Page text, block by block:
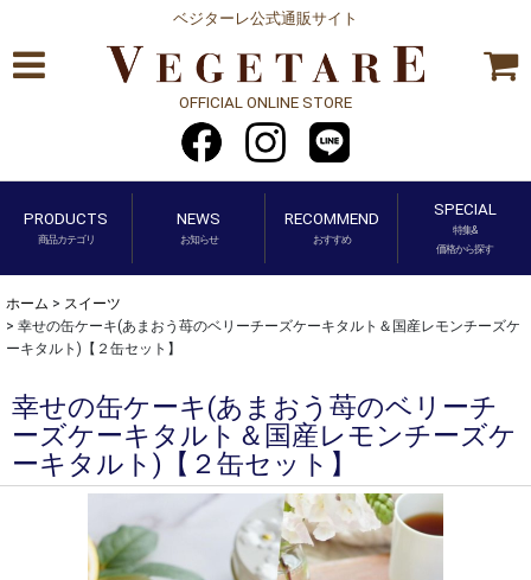
ベジターレ公式通販サイト
OFFICIAL ONLINE STORE
PRODUCTS
商品カテゴリ
NEWS
お知らせ
RECOMMEND
おすすめ
SPECIAL
特集&
価格から探す
ホーム > スイーツ
> 幸せの缶ケーキ(あまおう苺のベリーチーズケーキタルト＆国産レモンチーズケ
ーキタルト)【２缶セット】
幸せの缶ケーキ(あまおう苺のベリーチ
ーズケーキタルト＆国産レモンチーズケ
ーキタルト)【２缶セット】